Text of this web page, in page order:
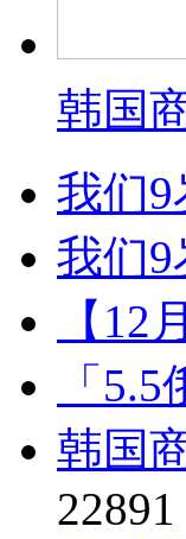
韩国
我们9
我们9
【
「
韩国
22891